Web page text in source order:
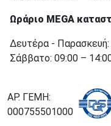
Ωράριο MEGA
Δευτέρα -
Σάββατο: 09:00 –
ΑΡ. ΓΕΜΗ:
000755501000